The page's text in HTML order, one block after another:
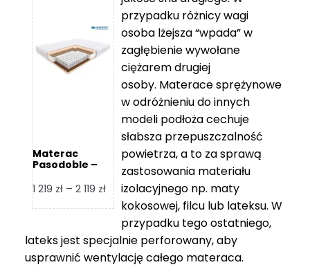
869 zł
349 zł
2
459 zł
Materac
Pasodoble –
1 219 zł – 2 119 złZakres
cen:
1
219 zł
do
przypadku różnicy wagi
osoba lżejsza “wpada” w
zagłębienie wywołane
ciężarem drugiej
osoby. Materace sprężynowe
w odróżnieniu do innych
modeli podłoża cechuje
słabsza przepuszczalność
powietrza, a to za sprawą
zastosowania materiału
izolacyjnego np. maty
kokosowej, filcu lub lateksu. W
przypadku tego ostatniego,
lateks jest specjalnie perforowany, aby
usprawnić wentylację całego materaca.